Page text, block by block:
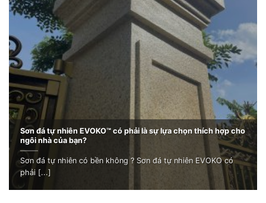
Sơn đá tự nhiên EVOKO™ có phải là sự lựa chọn thích hợp cho
ngôi nhà của bạn?
Sơn đá tự nhiên có bền không ? Sơn đá tự nhiên EVOKO có
phải [...]